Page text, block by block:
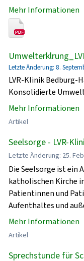
Mehr Informationen
Letzte Änderung: 8.
LVR-Klinik Bedburg-
Konsolidierte
Mehr Informationen
Artikel
Seelsorge - LVR-
Letzte Änderung: 25.
Die Seelsorge ist ein
katholischen Kirche
Patientinnen und
Aufenthaltes und
Mehr Informationen
Artikel
Sprechstunde für